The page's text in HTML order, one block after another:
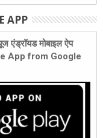
APP
एंड्रॉयड मोबाइल ऐप
App from Google